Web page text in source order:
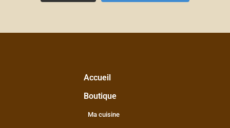
Accueil
Boutique
Ma cuisine